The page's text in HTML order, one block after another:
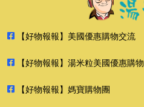
【好物報報】美國優惠購物交流
【好物報報】湯米粒美國優惠購物
【好物報報】媽寶購物團